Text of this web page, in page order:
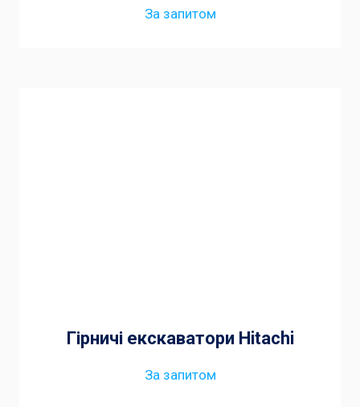
За запитом
Гірничі екскаватори Hitachi
За запитом